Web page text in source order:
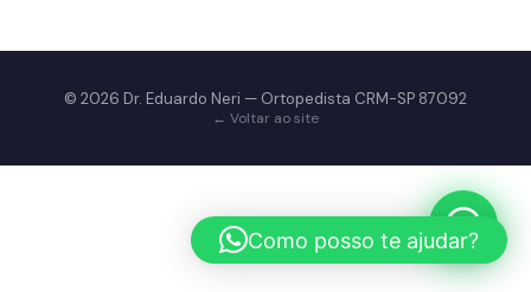
© 2026 Dr. Eduardo Neri — Ortopedista CRM-SP 87092
← Voltar ao site
Como posso te ajudar?